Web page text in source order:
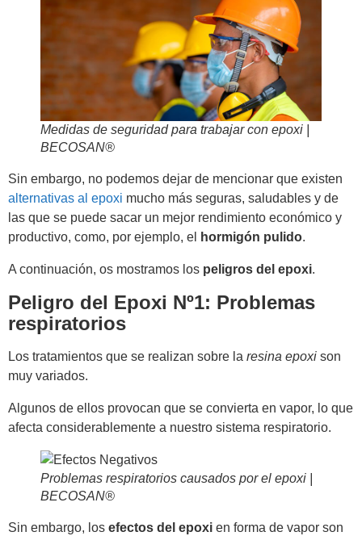
Medidas de seguridad para trabajar con epoxi |
BECOSAN®
Sin embargo, no podemos dejar de mencionar que existen
alternativas al epoxi mucho más seguras, saludables y de
las que se puede sacar un mejor rendimiento económico y
productivo, como, por ejemplo, el
hormigón pulido.
A continuación, os mostramos los peligros del epoxi.
Peligro del Epoxi Nº1: Problemas
respiratorios
Los tratamientos que se realizan sobre la resina epoxi son
muy variados.
Algunos de ellos provocan que se convierta en vapor, lo que
afecta considerablemente a nuestro sistema respiratorio.
Problemas respiratorios causados por el epoxi |
BECOSAN®
Sin embargo, los efectos del epoxi en forma de vapor son